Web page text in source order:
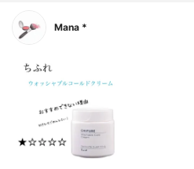
Mana *